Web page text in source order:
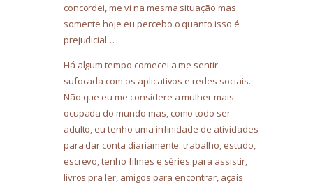
concordei, me vi na mesma situação mas
somente hoje eu percebo o quanto isso é
prejudicial…
Há algum tempo comecei a me sentir
sufocada com os aplicativos e redes sociais.
Não que eu me considere a mulher mais
ocupada do mundo mas, como todo ser
adulto, eu tenho uma infinidade de atividades
para dar conta diariamente: trabalho, estudo,
escrevo, tenho filmes e séries para assistir,
livros pra ler, amigos para encontrar, açaís